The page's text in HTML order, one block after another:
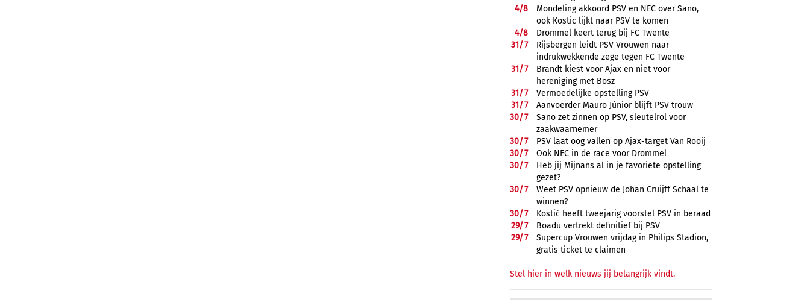
4/8
Mondeling akkoord PSV en NEC over Sano,
ook Kostic lijkt naar PSV te komen
4/8
Drommel keert terug bij FC Twente
31/7
Rijsbergen leidt PSV Vrouwen naar
indrukwekkende zege tegen FC Twente
31/7
Brandt kiest voor Ajax en niet voor
hereniging met Bosz
31/7
Vermoedelijke opstelling PSV
31/7
Aanvoerder Mauro Júnior blijft PSV trouw
30/7
Sano zet zinnen op PSV, sleutelrol voor
zaakwaarnemer
30/7
PSV laat oog vallen op Ajax-target Van Rooij
30/7
Ook NEC in de race voor Drommel
30/7
Heb jij Mijnans al in je favoriete opstelling
gezet?
30/7
Weet PSV opnieuw de Johan Cruijff Schaal te
winnen?
30/7
Kostić heeft tweejarig voorstel PSV in beraad
29/7
Boadu vertrekt definitief bij PSV
29/7
Supercup Vrouwen vrijdag in Philips Stadion,
gratis ticket te claimen
Stel hier in welk nieuws jij belangrijk vindt.